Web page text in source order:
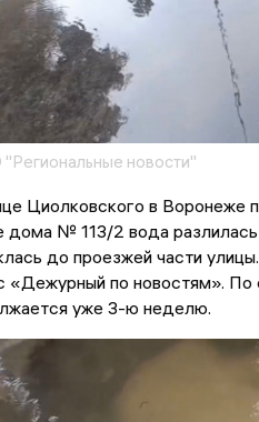
новости"
Циолковского в Воронеже
дома № 113/2 вода
до проезжей части
«Дежурный по новостям». По
уже 3-ю неделю.